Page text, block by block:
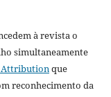
à revista o
simultaneamente
Attributionque
reconhecimento da